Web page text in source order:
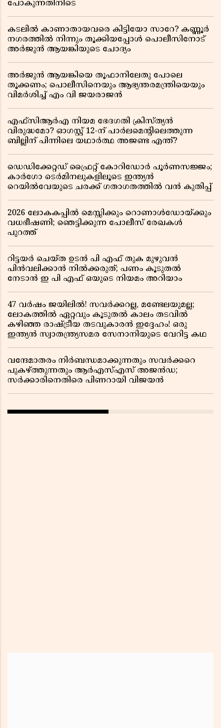
പോകുന്നതിനിടെ
കടലിൽ കാണാതായവരെ കിട്ടിയോ സാറേ? കണ്ണൂർ
നഗരത്തിൽ നിന്നും തൂക്കിയപ്പോൾ പൊലീസിനോട്
അർജുൻ ആയങ്കിയുടെ ചോദ്യം
അർജുൻ ആയങ്കിയെ തൂഫാനിലേതു പോലെ
തൂക്കണം; പൊലീസിനെയും ആഭ്യന്തരമന്ത്രിയെയും
വിമർശിച്ച് എം വി ജയരാജൻ
എഫ്സിആർഎ നിയമ ഭേദഗതി ക്രിസ്ത്യൻ
വിരുദ്ധമോ? ഓഗസ്റ്റ് 12-ന് പാർലമെന്റിലെത്തുന്ന
ബില്ലിന് പിന്നിലെ യഥാർത്ഥ അജണ്ട എന്ത്?
ഡെഡിക്കേറ്റഡ് ഫ്രൈറ്റ് കോറിഡോർ പൂർണസജ്ജം;
കാർഗോ ടെർമിനലുകളിലൂടെ ഇന്ത്യൻ
റെയിൽവേയുടെ ചരക്ക് ഗതാഗതത്തിൽ വൻ കുതിപ്പ്
2026 ലോകകപ്പിൽ മെസ്സിക്കും റൊണാൾഡോയ്ക്കും
വധഭീഷണി; ഞെട്ടിക്കുന്ന പോലീസ് രേഖകൾ
പുറത്ത്
റിട്ടയർ ചെയ്ത ഉടൻ പി എഫ് തുക മുഴുവൻ
പിൻവലിക്കാൻ നിൽക്കരുത്; പണം കൂടുതൽ
നേടാൻ ഇ പി എഫ് ഒയുടെ നിയമം അറിയാം
47 വർഷം ജയിലിൽ! സവർക്കറല്ല, മണ്ടേലയുമല്ല;
ലോകത്തിൽ ഏറ്റവും കൂടുതൽ കാലം തടവിൽ
കഴിഞ്ഞ രാഷ്ട്രീയ തടവുകാരൻ ഇദ്ദേഹം! ഒരു
ഇന്ത്യൻ സ്വാതന്ത്ര്യസമര സേനാനിയുടെ വേറിട്ട കഥ
വന്ദേമാതരം നിർബന്ധമാക്കുന്നതും സവർക്കറെ
പുകഴ്ത്തുന്നതും ആർഎസ്എസ് അജൻഡ;
സർക്കാരിനെതിരെ പിണറായി വിജയൻ